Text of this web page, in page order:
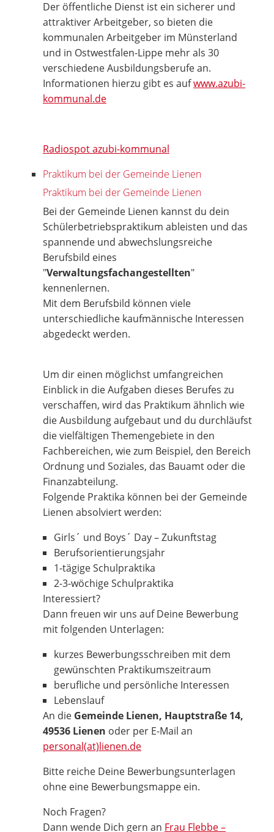
Der öffentliche Dienst ist ein sicherer und
attraktiver Arbeitgeber, so bieten die
kommunalen Arbeitgeber im Münsterland
und in Ostwestfalen-Lippe mehr als 30
verschiedene Ausbildungsberufe an.
Informationen hierzu gibt es aufwww.azubi-
kommunal.de
Radiospot azubi-kommunal
Praktikum bei der Gemeinde Lienen
Praktikum bei der Gemeinde Lienen
Bei der Gemeinde Lienen kannst du dein
Schülerbetriebspraktikum ableisten und das
spannende und abwechslungsreiche
Berufsbild eines
"Verwaltungsfachangestellten"
kennenlernen.
Mit dem Berufsbild können viele
unterschiedliche kaufmännische Interessen
abgedeckt werden.
Um dir einen möglichst umfangreichen
Einblick in die Aufgaben dieses Berufes zu
verschaffen, wird das Praktikum ähnlich wie
die Ausbildung aufgebaut und du durchläufst
die vielfältigen Themengebiete in den
Fachbereichen, wie zum Beispiel, den Bereich
Ordnung und Soziales, das Bauamt oder die
Finanzabteilung.
Folgende Praktika können bei der Gemeinde
Lienen absolviert werden:
Girls´ und Boys´ Day – Zukunftstag
Berufsorientierungsjahr
1-tägige Schulpraktika
2-3-wöchige Schulpraktika
Interessiert?
Dann freuen wir uns auf Deine Bewerbung
mit folgenden Unterlagen:
kurzes Bewerbungsschreiben mit dem
gewünschten Praktikumszeitraum
berufliche und persönliche Interessen
Lebenslauf
An die Gemeinde Lienen, Hauptstraße 14,
49536 Lienen oder per E-Mail an
personal(at)lienen.de
Bitte reiche Deine Bewerbungsunterlagen
ohne eine Bewerbungsmappe ein.
Noch Fragen?
Dann wende Dich gern an Frau Flebbe –